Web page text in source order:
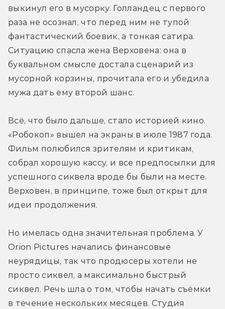
выкинул его в мусорку. Голландец с первого
раза не осознал, что перед ним не тупой
фантастический боевик, а тонкая сатира.
Ситуацию спасла жена Верховена: она в
буквальном смысле достала сценарий из
мусорной корзины, прочитала его и убедила
мужа дать ему второй шанс.
Всё, что было дальше, стало историей кино.
«Робокоп» вышел на экраны в июле 1987 года.
Фильм полюбился зрителям и критикам,
собрал хорошую кассу, и все предпосылки для
успешного сиквела вроде бы были на месте.
Верховен, в принципе, тоже был открыт для
идеи продолжения.
Но имелась одна значительная проблема. У
Orion Pictures начались финансовые
неурядицы, так что продюсеры хотели не
просто сиквел, а максимально быстрый
сиквел. Речь шла о том, чтобы начать съёмки
в течение нескольких месяцев. Студия